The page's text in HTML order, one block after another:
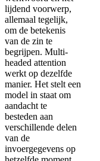
lijdend voorwerp,
allemaal tegelijk,
om de betekenis
van de zin te
begrijpen. Multi-
headed attention
werkt op dezelfde
manier. Het stelt een
model in staat om
aandacht te
besteden aan
verschillende delen
van de
invoergegevens op